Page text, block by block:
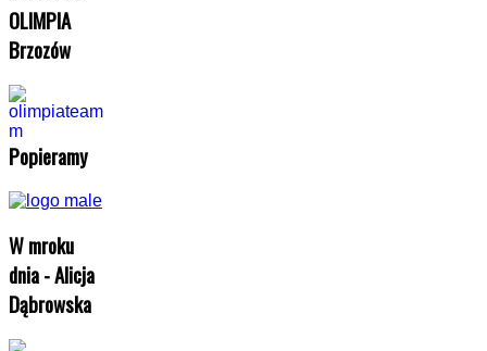
OLIMPIA
Brzozów
Popieramy
W mroku
dnia - Alicja
Dąbrowska